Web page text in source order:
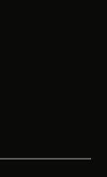
tab
tab
new tab